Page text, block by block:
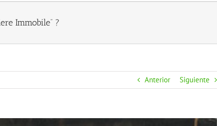
Immobile” ?
Anterior Siguiente